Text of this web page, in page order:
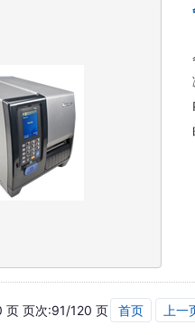
页 页次:91/120 页 首页 上一